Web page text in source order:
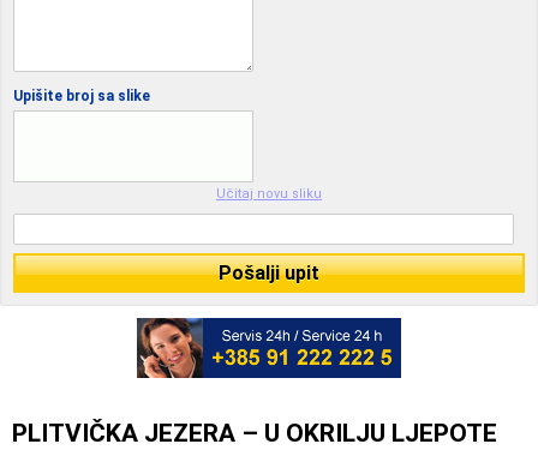
Upišite broj sa slike
Učitaj novu sliku
Pošalji upit
PLITVIČKA JEZERA – U OKRILJU LJEPOTE